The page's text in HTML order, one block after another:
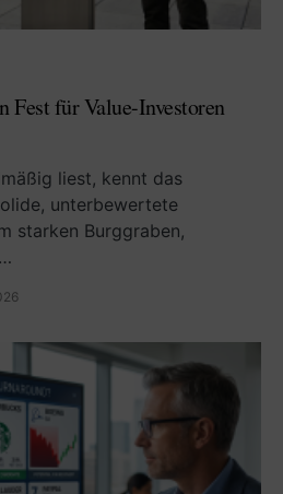
Fest für Value-Investoren
liest, kennt das
unterbewertete
starken Burggraben,